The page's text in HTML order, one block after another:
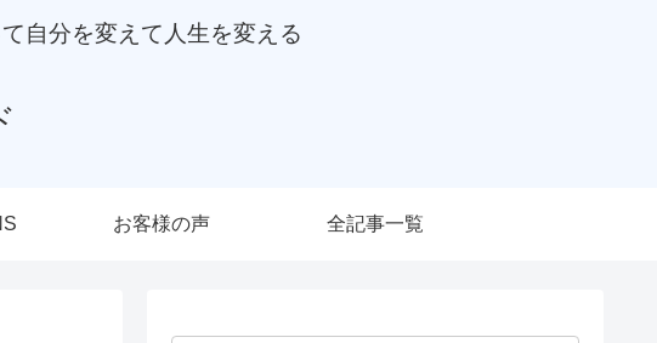
自分を変えて人生を変える
お客様の声 全記事一覧